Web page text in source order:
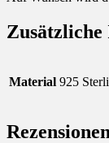
Material 925
Rezensionen